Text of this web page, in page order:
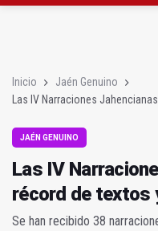
Inicio
Jaén Genuino
Las IV Narraciones
JAÉN GENUINO
Las IV
récord de textos
Se han recibido 38